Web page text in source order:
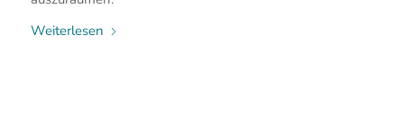
Weiterlesen